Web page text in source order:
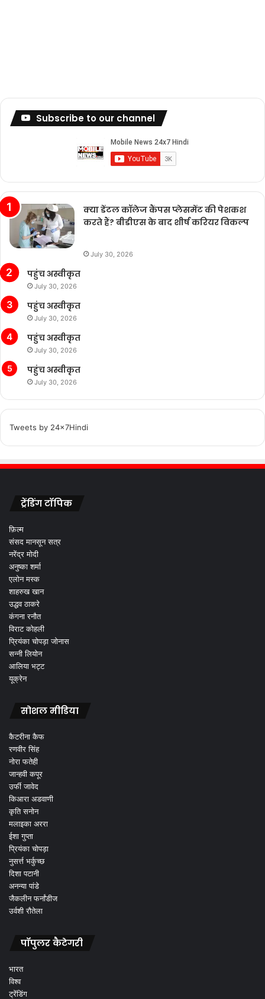
Subscribe to our channel
क्या डेंटल कॉलेज कैंपस प्लेसमेंट की पेशकश
करते हैं? बीडीएस के बाद शीर्ष करियर विकल्प
July 30, 2026
पहुंच अस्वीकृत
July 30, 2026
पहुंच अस्वीकृत
July 30, 2026
पहुंच अस्वीकृत
July 30, 2026
पहुंच अस्वीकृत
July 30, 2026
Tweets by 24x7Hindi
ट्रेंडिंग टॉपिक
फ़िल्म
संसद मानसून सत्र
नरेंद्र मोदी
अनुष्का शर्मा
एलोन मस्क
शाहरुख खान
उद्धव ठाकरे
कंगना रनौत
विराट कोहली
प्रियंका चोपड़ा जोनास
सन्नी लियोन
आलिया भट्ट
यूक्रेन
सोशल मीडिया
कैटरीना कैफ
रणवीर सिंह
नोरा फतेही
जान्हवी कपूर
उर्फी जावेद
किआरा अडवाणी
कृति सनोन
मलाइका अररा
ईशा गुप्ता
प्रियंका चोपड़ा
नुसर्त्त भर्कुच्छ
दिशा पटानी
अनन्या पांडे
जैकलीन फर्नांडीज
उर्वशी रौतेला
पॉपुलर कैटेगरी
भारत
विश्व
ट्रेंडिंग